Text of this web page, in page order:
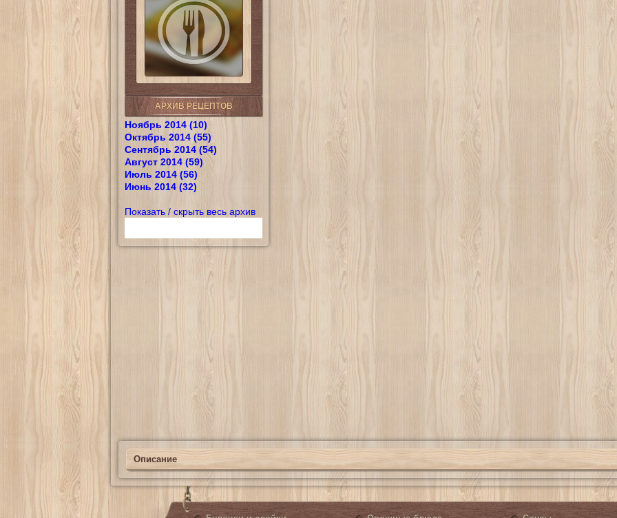
АРХИВ РЕЦЕПТОВ
Ноябрь 2014 (10)
Октябрь 2014 (55)
Сентябрь 2014 (54)
Август 2014 (59)
Июль 2014 (56)
Июнь 2014 (32)
Показать / скрыть весь архив
Описание